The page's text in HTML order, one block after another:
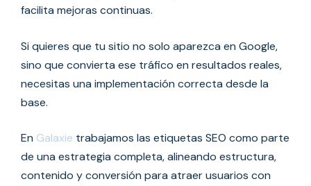
facilita mejoras continuas.
Si quieres que tu sitio no solo aparezca en Google,
sino que convierta ese tráfico en resultados reales,
necesitas una implementación correcta desde la
base.
En Galaxie trabajamos las etiquetas SEO como parte
de una estrategia completa, alineando estructura,
contenido y conversión para atraer usuarios con